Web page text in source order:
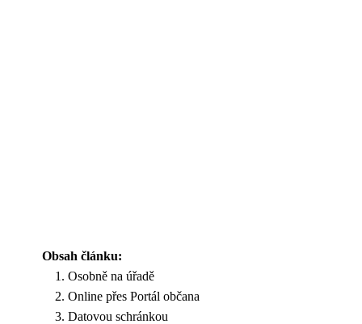
Obsah článku:
Osobně na úřadě
Online přes Portál občana
Datovou schránkou